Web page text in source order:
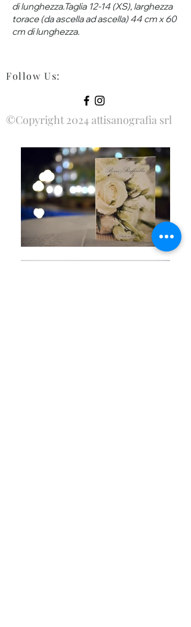
di lunghezza.Taglia 12-14 (XS), larghezza
torace (da ascella ad ascella) 44 cm x 60
cm di lunghezza.
Follow Us:
©Copyright 2024 attisanografia srl